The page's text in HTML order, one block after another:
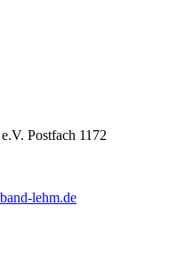
Postfach 1172
lehm.de